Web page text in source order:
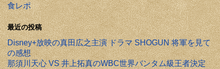
食レポ
最近の投稿
Disney+放映の真田広之主演 ドラマ SHOGUN 将軍を見て
の感想
那須川天心 VS 井上拓真のWBC世界バンタム級王者決定